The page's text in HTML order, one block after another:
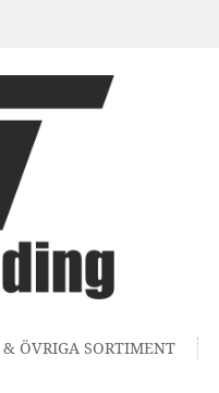
ÖVRIGA SORTIMENT